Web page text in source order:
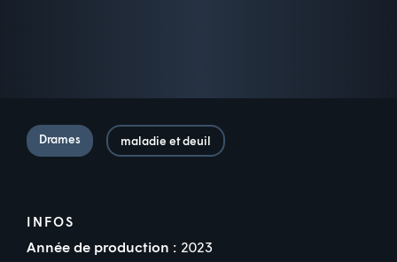
Drames maladie et deuil
INFOS
Année de production : 2023